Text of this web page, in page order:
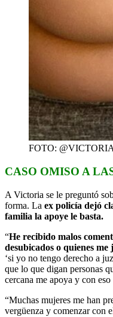
FOTO:
CASO OMISO A
A Victoria se le preguntó
forma. La ex policía dejó
familia la apoye le basta.
“He recibido malos
desubicados o quienes me
‘si yo no tengo derecho a
que lo que digan personas
cercana me apoya y con
“Muchas mujeres me han
vergüenza y comenzar con